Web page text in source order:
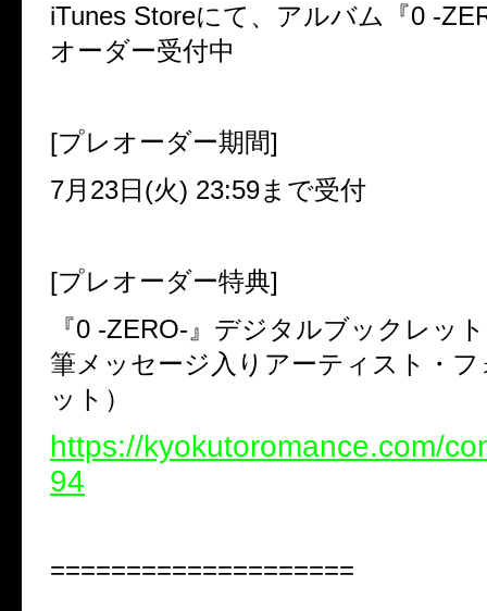
iTunes Storeにて、アルバム『0 -
オーダー受付中
[プレオーダー期間]
7月23日(火) 23:59まで受付
[プレオーダー特典]
『0 -ZERO-』デジタルブックレッ
筆メッセージ入りアーティスト・
ット）
https://kyokutoromance.com/
94
====================